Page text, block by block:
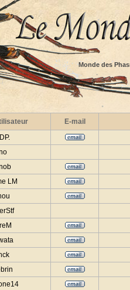
Monde des
E-mail
LM